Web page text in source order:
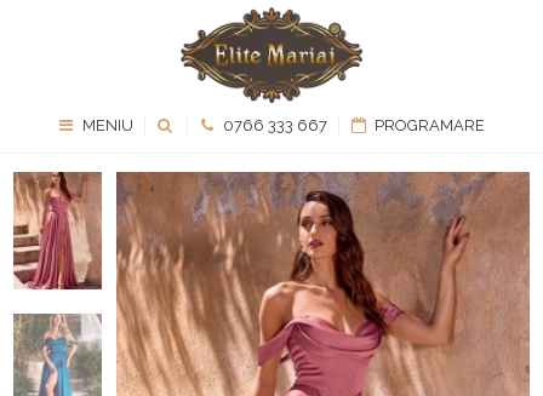
MENIU 0766 333 667 PROGRAMARE